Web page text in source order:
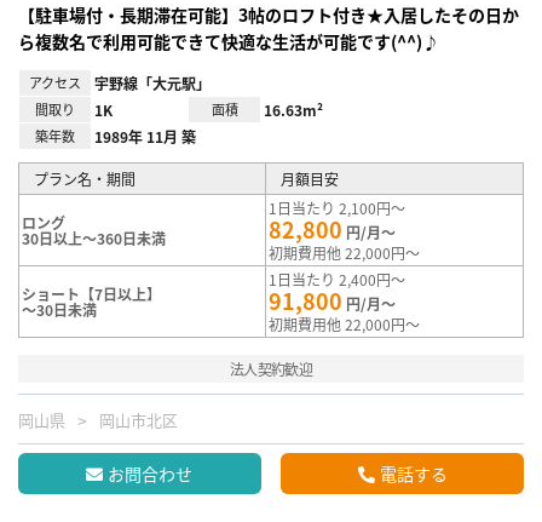
【駐車場付・長期滞在可能】3帖のロフト付き★入居したその日か
ら複数名で利用可能できて快適な生活が可能です(^^)♪
アクセス 宇野線「大元駅」
間取り 1K 面積 16.63m²
築年数 1989年 11月 築
プラン名・期間 月額目安
ロング
30日以上～360日未満
1日当たり 2,100円～
82,800 円/月～
初期費用他 22,000円～
ショート【7日以上】
～30日未満
1日当たり 2,400円～
91,800 円/月～
初期費用他 22,000円～
法人契約歓迎
岡山県 岡山市北区
お問合わせ 電話する